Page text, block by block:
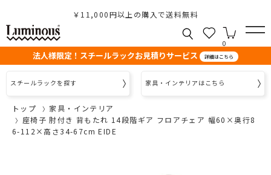
￥11,000円以上の購入で送料無料
0
法人様限定！スチールラックお見積りサービス 詳細はこちら
スチールラックを探す 家具・インテリアはこちら
トップ
家具・インテリア
座椅子 肘付き 背もたれ 14段階ギア フロアチェア 幅60×奥行8
6-112×高さ34-67cm EIDE